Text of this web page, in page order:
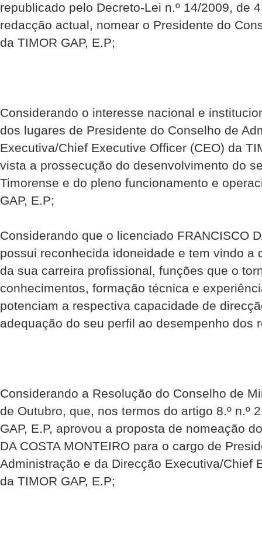
republicado pelo Decreto-Lei n.º 14/2009, de
redacção actual, nomear o Presidente do
da TIMOR GAP, E.P;
Considerando o interesse nacional e
dos lugares de Presidente do Conselho de
Executiva/Chief Executive Officer (CEO) da
vista a prossecução do desenvolvimento do
Timorense e do pleno funcionamento e
GAP, E.P;
Considerando que o licenciado FRANCISCO
possui reconhecida idoneidade e tem vindo a
da sua carreira profissional, funções que o
conhecimentos, formação técnica e
potenciam a respectiva capacidade de
adequação do seu perfil ao desempenho dos
Considerando a Resolução do Conselho de
de Outubro, que, nos termos do artigo 8.º n.º
GAP, E.P, aprovou a proposta de nomeação
DA COSTA MONTEIRO para o cargo de
Administração e da Direcção Executiva/Chief
da TIMOR GAP, E.P;